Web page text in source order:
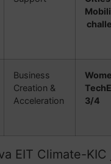
Business
Creation &
Acceleration
3/4
EIT Climate-